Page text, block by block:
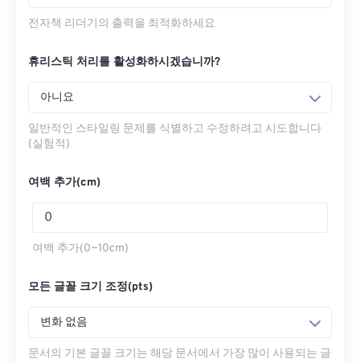
전자책 리더기의 출력을 최적화하세요
휴리스틱 처리를 활성화하시겠습니까?
아니요
일반적인 스타일링 문제를 식별하고 수정하려고 시도합니다
(실험적)
여백 추가(cm)
여백 추가(0~10cm)
모든 글꼴 크기 조정(pts)
변화 없음
문서의 기본 글꼴 크기는 해당 문서에서 가장 많이 사용되는 글